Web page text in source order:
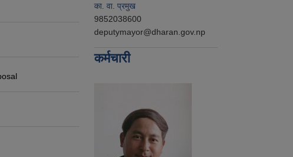
का. वा. प्रमुख
9852038600
deputymayor@dharan.gov.np
कर्मचारी